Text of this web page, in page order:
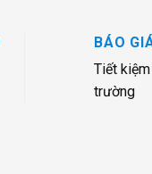
BÁO
Tiết
trường